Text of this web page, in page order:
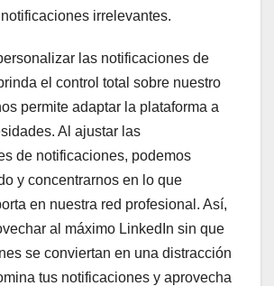
irrelevantes.
las notificaciones de
el control total sobre nuestro
permite adaptar la plataforma a
Al ajustar las
de notificaciones, podemos
y concentrarnos en lo que
en nuestra red profesional. Así,
al máximo LinkedIn sin que
se conviertan en una distracción
tus notificaciones y aprovecha